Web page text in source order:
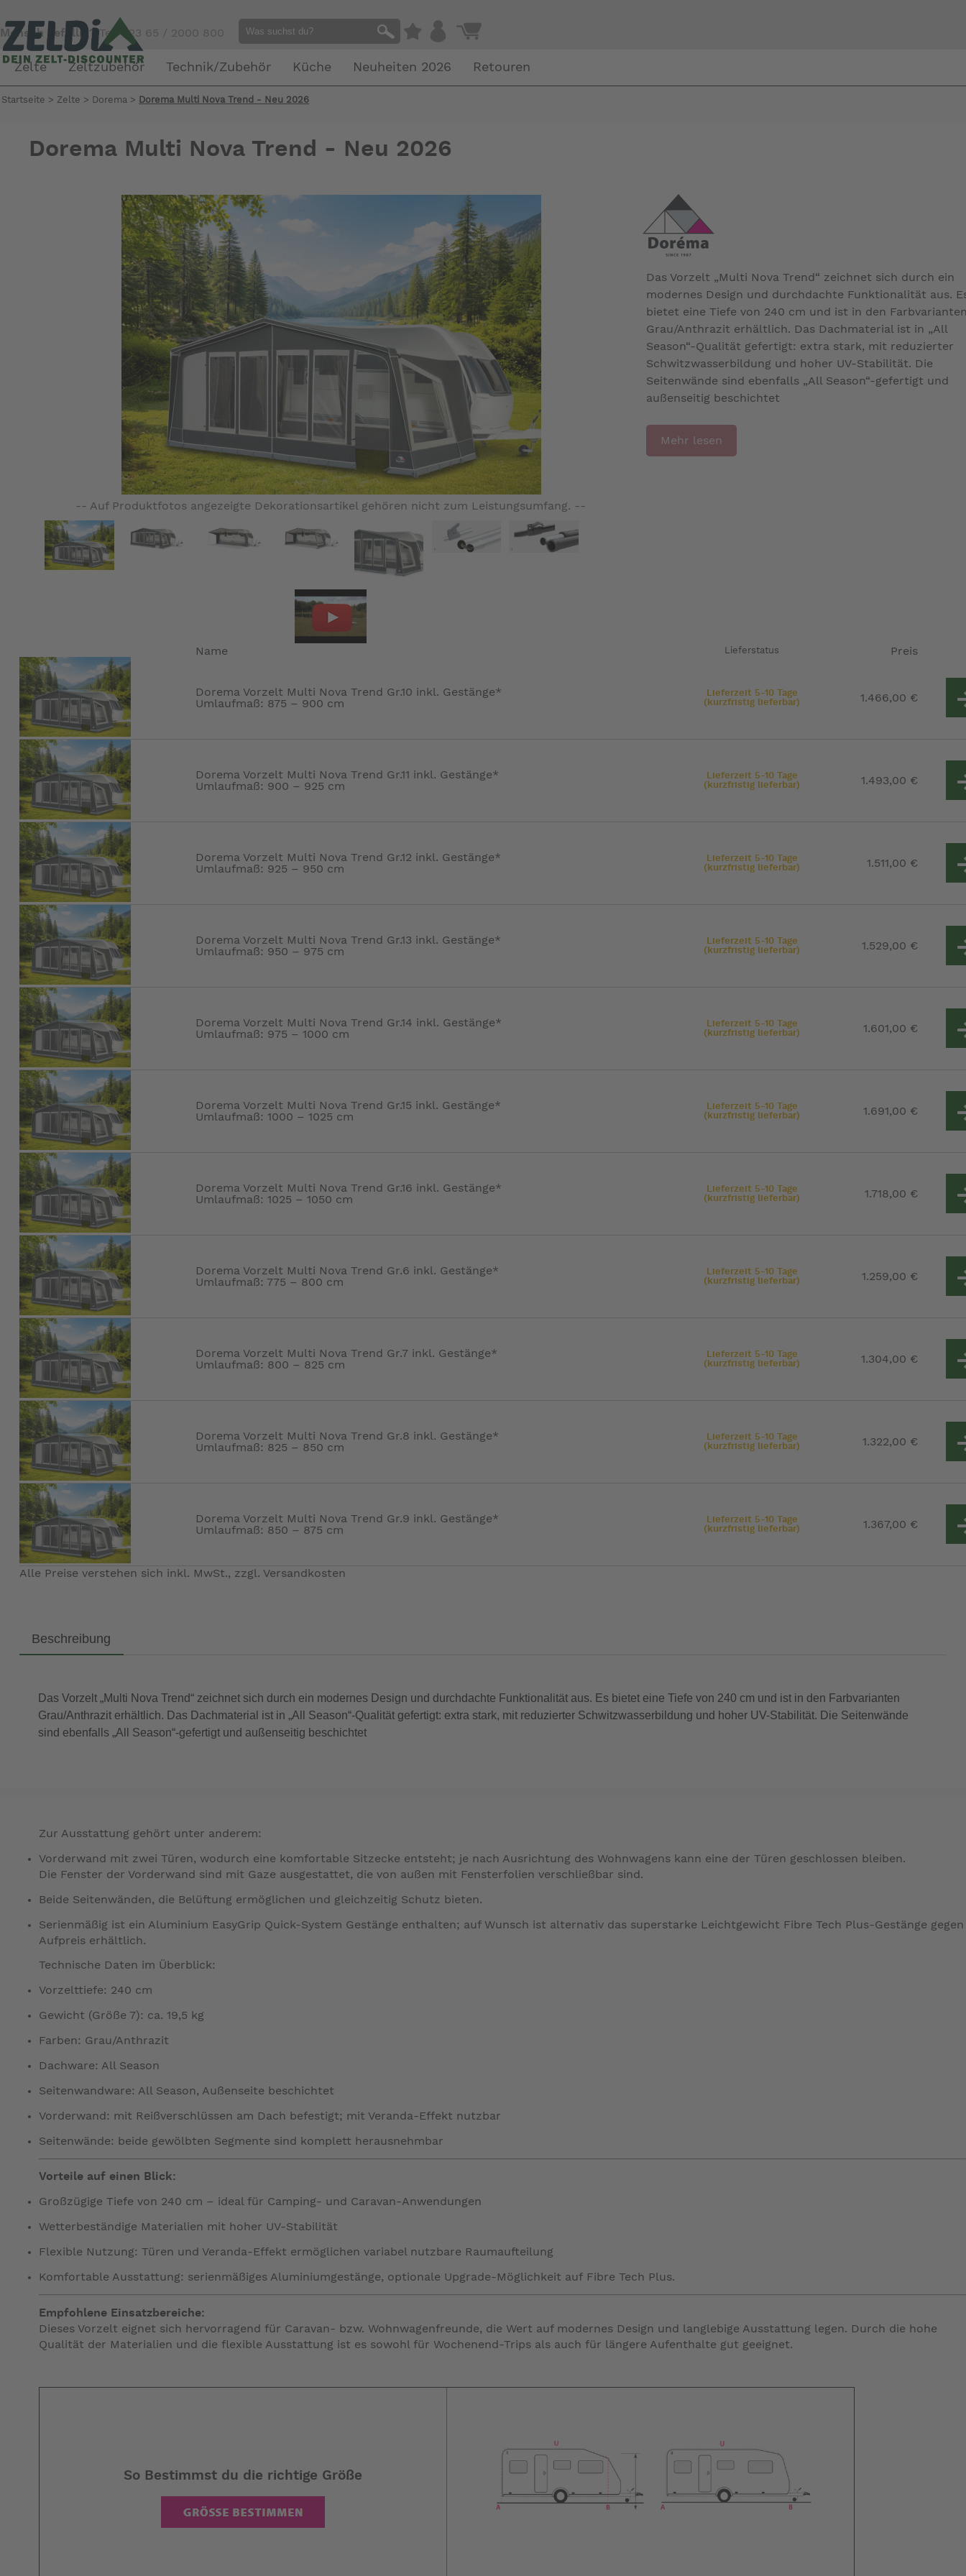
Mensch gefällig? Tel. 023 65 / 2000 800
Zelte Zeltzubehör Technik/Zubehör Küche Neuheiten 2026 Retouren
Startseite > Zelte > Dorema > Dorema Multi Nova Trend - Neu 2026
Dorema Multi Nova Trend - Neu 2026
-- Auf Produktfotos angezeigte Dekorationsartikel gehören nicht zum Leistungsumfang. --
Das Vorzelt „Multi Nova Trend“ zeichnet sich durch ein
modernes Design und durchdachte Funktionalität aus.
bietet eine Tiefe von 240 cm und ist in den
Grau/Anthrazit erhältlich. Das Dachmaterial ist in „All
Season“-Qualität gefertigt: extra stark, mit reduzierter
Schwitzwasserbildung und hoher UV-Stabilität. Die
Seitenwände sind ebenfalls „All Season“-gefertigt und
außenseitig beschichtet
Mehr lesen
Name Lieferstatus Preis
Dorema Vorzelt Multi Nova Trend Gr.10 inkl. Gestänge*
Umlaufmaß: 875 – 900 cm
Lieferzeit 5-10 Tage
(kurzfristig lieferbar)
1.466,00 €
Dorema Vorzelt Multi Nova Trend Gr.11 inkl. Gestänge*
Umlaufmaß: 900 – 925 cm
Lieferzeit 5-10 Tage
(kurzfristig lieferbar)
1.493,00 €
Dorema Vorzelt Multi Nova Trend Gr.12 inkl. Gestänge*
Umlaufmaß: 925 – 950 cm
Lieferzeit 5-10 Tage
(kurzfristig lieferbar)
1.511,00 €
Dorema Vorzelt Multi Nova Trend Gr.13 inkl. Gestänge*
Umlaufmaß: 950 – 975 cm
Lieferzeit 5-10 Tage
(kurzfristig lieferbar)
1.529,00 €
Dorema Vorzelt Multi Nova Trend Gr.14 inkl. Gestänge*
Umlaufmaß: 975 – 1000 cm
Lieferzeit 5-10 Tage
(kurzfristig lieferbar)
1.601,00 €
Dorema Vorzelt Multi Nova Trend Gr.15 inkl. Gestänge*
Umlaufmaß: 1000 – 1025 cm
Lieferzeit 5-10 Tage
(kurzfristig lieferbar)
1.691,00 €
Dorema Vorzelt Multi Nova Trend Gr.16 inkl. Gestänge*
Umlaufmaß: 1025 – 1050 cm
Lieferzeit 5-10 Tage
(kurzfristig lieferbar)
1.718,00 €
Dorema Vorzelt Multi Nova Trend Gr.6 inkl. Gestänge*
Umlaufmaß: 775 – 800 cm
Lieferzeit 5-10 Tage
(kurzfristig lieferbar)
1.259,00 €
Dorema Vorzelt Multi Nova Trend Gr.7 inkl. Gestänge*
Umlaufmaß: 800 – 825 cm
Lieferzeit 5-10 Tage
(kurzfristig lieferbar)
1.304,00 €
Dorema Vorzelt Multi Nova Trend Gr.8 inkl. Gestänge*
Umlaufmaß: 825 – 850 cm
Lieferzeit 5-10 Tage
(kurzfristig lieferbar)
1.322,00 €
Dorema Vorzelt Multi Nova Trend Gr.9 inkl. Gestänge*
Umlaufmaß: 850 – 875 cm
Lieferzeit 5-10 Tage
(kurzfristig lieferbar)
1.367,00 €
Alle Preise verstehen sich inkl. MwSt., zzgl. Versandkosten
Beschreibung
Das Vorzelt „Multi Nova Trend“ zeichnet sich durch ein modernes Design und durchdachte Funktionalität aus. Es bietet eine Tiefe von 240 cm und ist in den Farbvarianten
Grau/Anthrazit erhältlich. Das Dachmaterial ist in „All Season“-Qualität gefertigt: extra stark, mit reduzierter Schwitzwasserbildung und hoher UV-Stabilität. Die Seitenwände
sind ebenfalls „All Season“-gefertigt und außenseitig beschichtet
Zur Ausstattung gehört unter anderem:
Vorderwand mit zwei Türen, wodurch eine komfortable Sitzecke entsteht; je nach Ausrichtung des Wohnwagens kann eine der Türen geschlossen bleiben.
Die Fenster der Vorderwand sind mit Gaze ausgestattet, die von außen mit Fensterfolien verschließbar sind.
Beide Seitenwänden, die Belüftung ermöglichen und gleichzeitig Schutz bieten.
Serienmäßig ist ein Aluminium EasyGrip Quick-System Gestänge enthalten; auf Wunsch ist alternativ das superstarke Leichtgewicht Fibre Tech Plus-Gestänge gegen
Aufpreis erhältlich.
Technische Daten im Überblick:
Vorzelttiefe: 240 cm
Gewicht (Größe 7): ca. 19,5 kg
Farben: Grau/Anthrazit
Dachware: All Season
Seitenwandware: All Season, Außenseite beschichtet
Vorderwand: mit Reißverschlüssen am Dach befestigt; mit Veranda-Effekt nutzbar
Seitenwände: beide gewölbten Segmente sind komplett herausnehmbar
Vorteile auf einen Blick:
Großzügige Tiefe von 240 cm – ideal für Camping- und Caravan-Anwendungen
Wetterbeständige Materialien mit hoher UV-Stabilität
Flexible Nutzung: Türen und Veranda-Effekt ermöglichen variabel nutzbare Raumaufteilung
Komfortable Ausstattung: serienmäßiges Aluminiumgestänge, optionale Upgrade-Möglichkeit auf Fibre Tech Plus.
Empfohlene Einsatzbereiche:
Dieses Vorzelt eignet sich hervorragend für Caravan- bzw. Wohnwagenfreunde, die Wert auf modernes Design und langlebige Ausstattung legen. Durch die hohe
Qualität der Materialien und die flexible Ausstattung ist es sowohl für Wochenend-Trips als auch für längere Aufenthalte gut geeignet.
So Bestimmst du die richtige Größe